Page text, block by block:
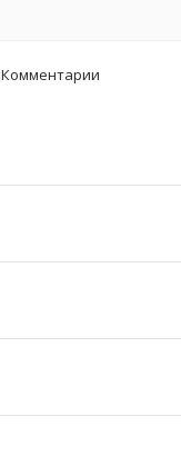
Комментарии